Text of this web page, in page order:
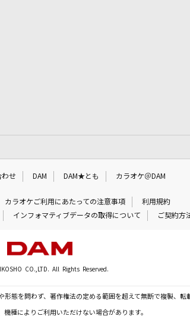
わせ DAM DAM★とも カラオケ＠DAM
カラオケご利用にあたっての注意事項
利用規約
インフォマティブデータの取得について ご契約方
CO.,LTD. All Rights Reserved.
態を問わず、著作権法の定める範囲を超えて無断で複製、転
機種によりご利用いただけない場合があります。